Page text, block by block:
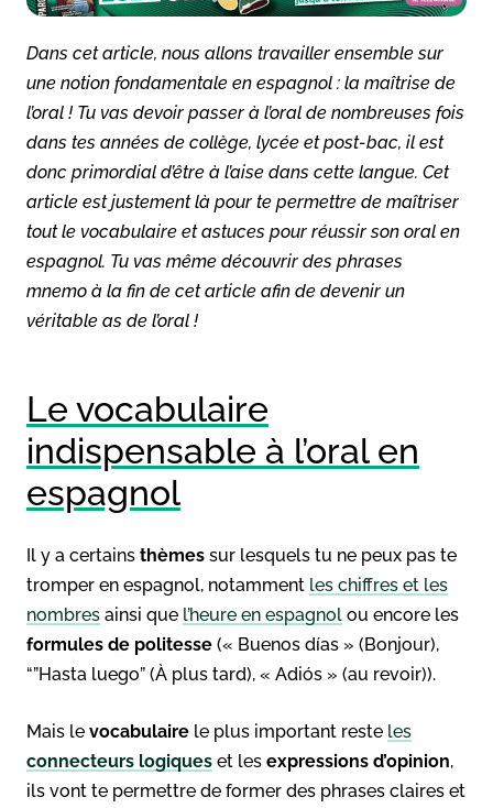
Dans cet article, nous allons travailler ensemble sur
une notion fondamentale en espagnol : la maîtrise de
l’oral ! Tu vas devoir passer à l’oral de nombreuses fois
dans tes années de collège, lycée et post-bac, il est
donc primordial d’être à l’aise dans cette langue. Cet
article est justement là pour te permettre de maîtriser
tout le vocabulaire et astuces pour réussir son oral en
espagnol. Tu vas même découvrir des phrases
mnemo à la fin de cet article afin de devenir un
véritable as de l’oral !
Le vocabulaire
indispensable à l’oral en
espagnol
Il y a certains thèmes sur lesquels tu ne peux pas te
tromper en espagnol, notamment les chiffres et les
nombres ainsi que l’heure en espagnol ou encore les
formules de politesse (« Buenos días » (Bonjour),
“”Hasta luego” (À plus tard), « Adiós » (au revoir)).
Mais le vocabulaire le plus important reste les
connecteurs logiques et les expressions d’opinion,
ils vont te permettre de former des phrases claires et